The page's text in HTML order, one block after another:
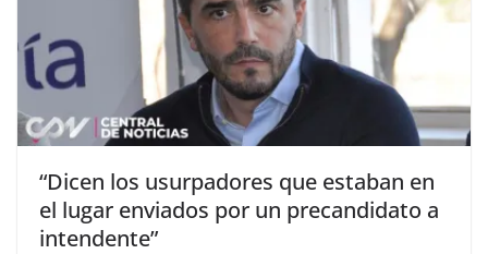
“Dicen los usurpadores que estaban en
el lugar enviados por un precandidato a
intendente”